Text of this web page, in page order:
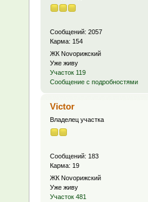
Сообщений: 2057
Карма: 154
ЖК Novoрижский
Уже живу
Участок 119
Сообщение с подробностями
Victor
Владелец участка
Сообщений: 183
Карма: 19
ЖК Novoрижский
Уже живу
Участок 481